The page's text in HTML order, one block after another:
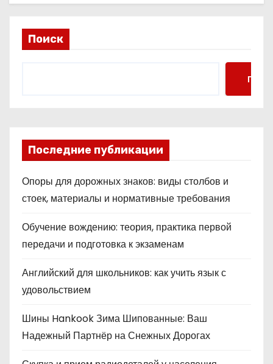
Поиск
Поиск
Последние публикации
Опоры для дорожных знаков: виды столбов и
стоек, материалы и нормативные требования
Обучение вождению: теория, практика первой
передачи и подготовка к экзаменам
Английский для школьников: как учить язык с
удовольствием
Шины Hankook Зима Шипованные: Ваш
Надежный Партнёр на Снежных Дорогах